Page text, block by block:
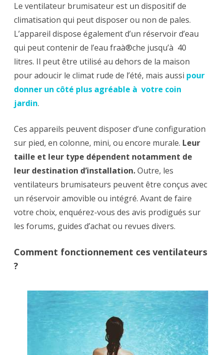
Le ventilateur brumisateur est un dispositif de
climatisation qui peut disposer ou non de pales.
L’appareil dispose également d’un réservoir d’eau
qui peut contenir de l’eau fraà®che jusqu’à 40
litres. Il peut être utilisé au dehors de la maison
pour adoucir le climat rude de l’été, mais aussi pour
donner un côté plus agréable à votre coin
jardin.
Ces appareils peuvent disposer d’une configuration
sur pied, en colonne, mini, ou encore murale. Leur
taille et leur type dépendent notamment de
leur destination d’installation.Outre, les
ventilateurs brumisateurs peuvent être conçus avec
un réservoir amovible ou intégré. Avant de faire
votre choix, enquérez-vous des avis prodigués sur
les forums, guides d’achat ou revues divers.
Comment fonctionnement ces ventilateurs
?